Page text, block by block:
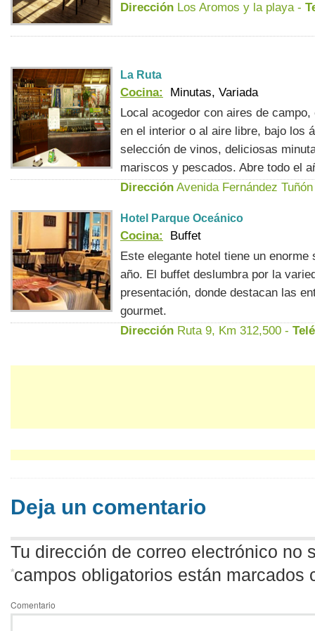
Dirección Los Aromos y la playa -
La Ruta
Cocina:
Minutas, Variada
Local acogedor con aires de
en el interior o al aire libre, bajo los
selección de vinos, deliciosas
mariscos y pescados. Abre todo el
Dirección Avenida Fernández
Hotel Parque Oceánico
Cocina:
Buffet
Este elegante hotel tiene un
año. El buffet deslumbra por la
presentación, donde destacan las
gourmet.
Dirección Ruta 9, Km 312,500 -
Deja un comentario
Tu dirección de correo electrónico no
campos obligatorios están marcados
*
Comentario